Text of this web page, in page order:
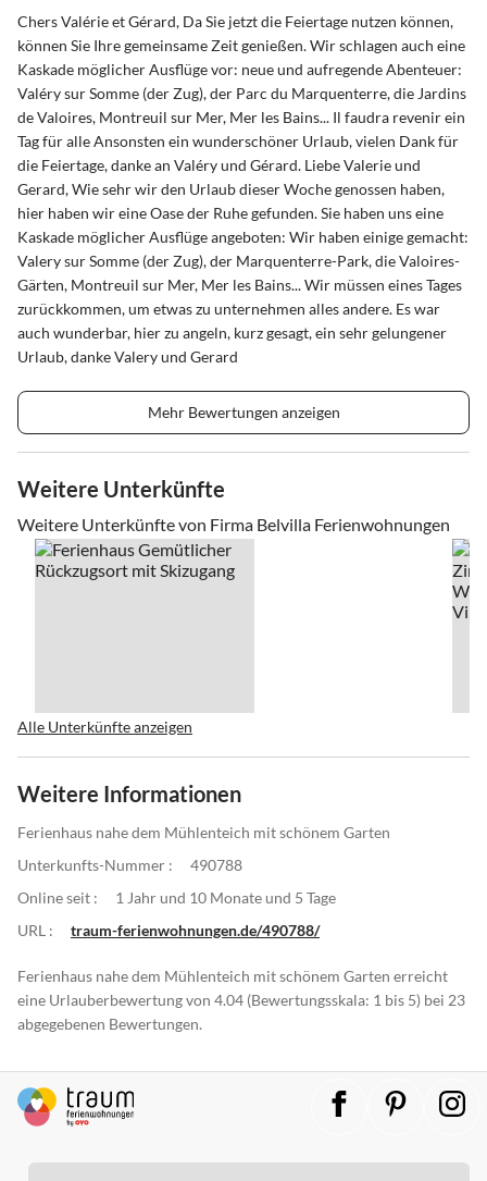
Chers Valérie et Gérard, Da Sie jetzt die Feiertage nutzen können,
können Sie Ihre gemeinsame Zeit genießen. Wir schlagen auch eine
Kaskade möglicher Ausflüge vor: neue und aufregende Abenteuer:
Valéry sur Somme (der Zug), der Parc du Marquenterre, die Jardins
de Valoires, Montreuil sur Mer, Mer les Bains... Il faudra revenir ein
Tag für alle Ansonsten ein wunderschöner Urlaub, vielen Dank für
die Feiertage, danke an Valéry und Gérard. Liebe Valerie und
Gerard, Wie sehr wir den Urlaub dieser Woche genossen haben,
hier haben wir eine Oase der Ruhe gefunden. Sie haben uns eine
Kaskade möglicher Ausflüge angeboten: Wir haben einige gemacht:
Valery sur Somme (der Zug), der Marquenterre-Park, die Valoires-
Gärten, Montreuil sur Mer, Mer les Bains... Wir müssen eines Tages
zurückkommen, um etwas zu unternehmen alles andere. Es war
auch wunderbar, hier zu angeln, kurz gesagt, ein sehr gelungener
Urlaub, danke Valery und Gerard
Mehr Bewertungen anzeigen
Weitere Unterkünfte
Weitere Unterkünfte von Firma Belvilla Ferienwohnungen
Alle Unterkünfte anzeigen
Weitere Informationen
Ferienhaus nahe dem Mühlenteich mit schönem Garten
Unterkunfts-Nummer :
490788
Online seit :
1 Jahr und 10 Monate und 5 Tage
URL :
traum-ferienwohnungen.de/490788/
Ferienhaus nahe dem Mühlenteich mit schönem Garten erreicht
eine Urlauberbewertung von 4.04 (Bewertungsskala: 1 bis 5) bei 23
abgegebenen Bewertungen.